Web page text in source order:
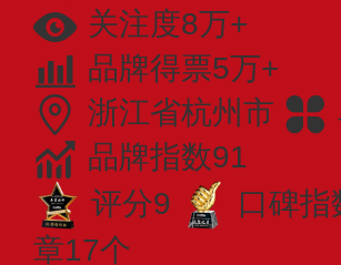
关注度8万+
品牌得票5万+
浙江省杭州市
品牌指数91
评分9
口碑指
章17个